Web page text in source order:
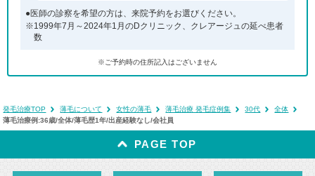
●医師の診察を希望の方は、来院予約をお選びください。
※1999年7月～2024年1月のDクリニック、クレアージュの延べ患者
数
※ご予約時の住所記入はございません
発毛治療TOP 薄毛について 女性の薄毛 薄毛治療 発毛症例集 30代
全体
薄毛治療例:36歳/全体/薄毛歴1年/出産経験なし/会社員
PAGE TOP